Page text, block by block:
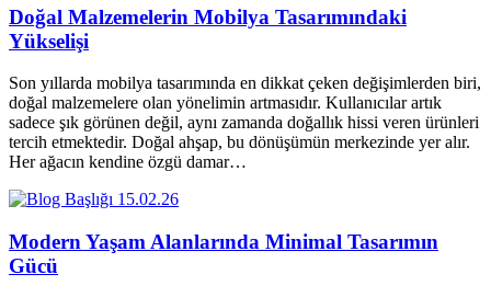
Doğal Malzemelerin Mobilya Tasarımındaki
Yükselişi
Son yıllarda mobilya tasarımında en dikkat çeken değişimlerden biri,
doğal malzemelere olan yönelimin artmasıdır. Kullanıcılar artık
sadece şık görünen değil, aynı zamanda doğallık hissi veren ürünleri
tercih etmektedir. Doğal ahşap, bu dönüşümün merkezinde yer alır.
Her ağacın kendine özgü damar…
15.02.26
Modern Yaşam Alanlarında Minimal Tasarımın
Gücü